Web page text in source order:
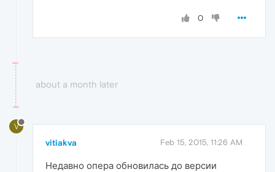
0
about a month later
V
vitiakva Feb 15, 2015, 11:26 AM
Недавно опера обновилась до версии